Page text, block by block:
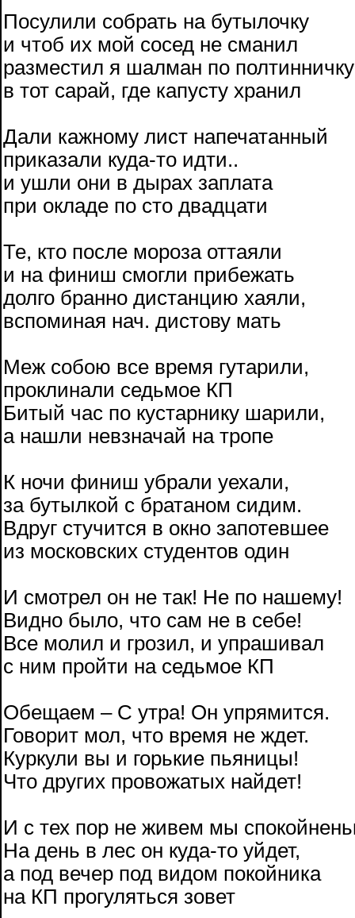
Посулили собрать на бутылочку
и чтоб их мой сосед не сманил
разместил я шалман по полтинничку
в тот сарай, где капусту хранил
Дали кажному лист напечатанный
приказали куда-то идти..
и ушли они в дырах заплата
при окладе по сто двадцати
Те, кто после мороза оттаяли
и на финиш смогли прибежать
долго бранно дистанцию хаяли,
вспоминая нач. дистову мать
Меж собою все время гутарили,
проклинали седьмое КП
Битый час по кустарнику шарили,
а нашли невзначай на тропе
К ночи финиш убрали уехали,
за бутылкой с братаном сидим.
Вдруг стучится в окно запотевшее
из московских студентов один
И смотрел он не так! Не по нашему!
Видно было, что сам не в себе!
Все молил и грозил, и упрашивал
с ним пройти на седьмое КП
Обещаем – С утра! Он упрямится.
Говорит мол, что время не ждет.
Куркули вы и горькие пьяницы!
Что других провожатых найдет!
И с тех пор не живем мы
На день в лес он куда-то уйдет,
а под вечер под видом покойника
на КП прогуляться зовет